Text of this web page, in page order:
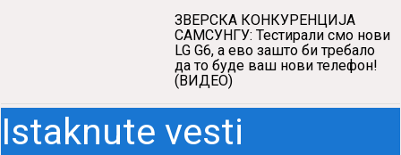
ЗВЕРСКА КОНКУРЕНЦИЈА
САМСУНГУ: Тестирали смо нови
LG G6, а ево зашто би требало
да то буде ваш нови телефон!
(ВИДЕО)
Istaknute vesti